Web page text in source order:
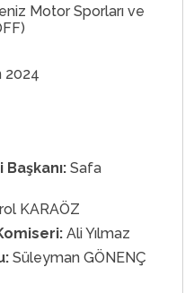
Motor Sporları ve
2024
Safa
KARAÖZ
Ali Yılmaz
Süleyman GÖNENÇ